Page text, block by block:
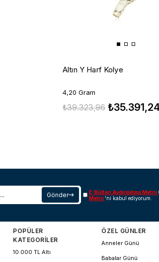
Altın Y Harf Kolye
4,20 Gram
₺39.323,96
Gönder E-Bülten Aydınlatma Metni
Metni 'ni kabul ediyorum.
POPÜLER
KATEGORİLER
10.000 TL Altı
ÖZEL GÜNLER
Anneler Günü
Babalar Günü